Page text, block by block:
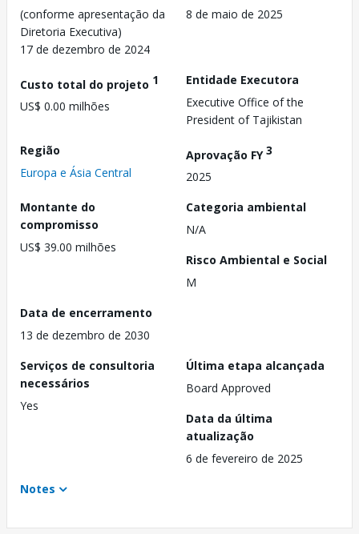
(conforme apresentação da
Diretoria Executiva)
17 de dezembro de 2024
8 de maio de 2025
Custo total do projeto 1
US$ 0.00 milhões
Entidade Executora
Executive Office of the
President of Tajikistan
Região
Europa e Ásia Central
Aprovação FY3
2025
Montante do
compromisso
US$ 39.00 milhões
Categoria ambiental
N/A
Risco Ambiental e Social
M
Data de encerramento
13 de dezembro de 2030
Serviços de consultoria
necessários
Yes
Última etapa alcançada
Board Approved
Data da última
atualização
6 de fevereiro de 2025
Notes